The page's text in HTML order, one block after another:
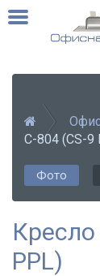
С-804 (CS-9
Фото
PPL)